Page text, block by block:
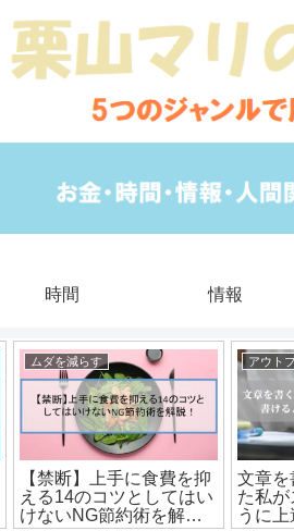
時間 情報
ムダを減らす
【禁断】上手に食費を抑
える14のコツとしてはい
けないNG節約術を解
アウト
文章を
た私が
うに